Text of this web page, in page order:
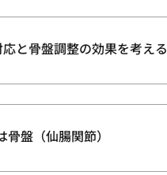
と骨盤調整の効果を考える
骨盤（仙腸関節）